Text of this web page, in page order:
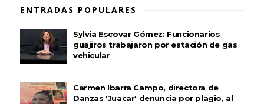
ENTRADAS POPULARES
Sylvia Escovar Gómez: Funcionarios
guajiros trabajaron por estación de gas
vehicular
Carmen Ibarra Campo, directora de
Danzas 'Juacar' denuncia por plagio, al